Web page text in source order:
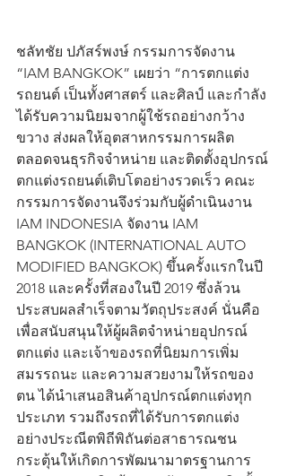
ชลัทชัย ปภัสร์พงษ์ กรรมการจัดงาน
“IAM BANGKOK” เผยว่า “การตกแต่ง
รถยนต์ เป็นทั้งศาสตร์ และศิลป์ และกำลัง
ได้รับความนิยมจากผู้ใช้รถอย่างกว้าง
ขวาง ส่งผลให้อุตสาหกรรมการผลิต
ตลอดจนธุรกิจจำหน่าย และติดตั้งอุปกรณ์
ตกแต่งรถยนต์เติบโตอย่างรวดเร็ว คณะ
กรรมการจัดงานจึงร่วมกับผู้ดำเนินงาน
IAM INDONESIA จัดงาน IAM
BANGKOK (INTERNATIONAL AUTO
MODIFIED BANGKOK) ขึ้นครั้งแรกในปี
2018 และครั้งที่สองในปี 2019 ซึ่งล้วน
ประสบผลสำเร็จตามวัตถุประสงค์ นั่นคือ
เพื่อสนับสนุนให้ผู้ผลิตจำหน่ายอุปกรณ์
ตกแต่ง และเจ้าของรถที่นิยมการเพิ่ม
สมรรถนะ และความสวยงามให้รถของ
ตน ได้นำเสนอสินค้าอุปกรณ์ตกแต่งทุก
ประเภท รวมถึงรถที่ได้รับการตกแต่ง
อย่างประณีตพิถีพิถันต่อสาธารณชน
กระตุ้นให้เกิดการพัฒนามาตรฐานการ